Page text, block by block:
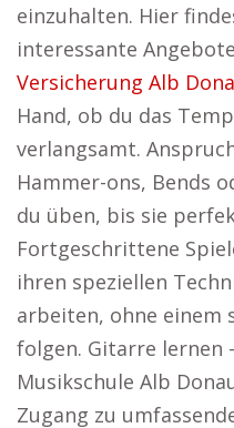
einzuhalten. Hier
interessante
Versicherung Alb
Hand, ob du das
verlangsamt.
Hammer-ons, Bends
du üben, bis sie
Fortgeschrittene
ihren speziellen
arbeiten, ohne einem
folgen. Gitarre lernen
Musikschule Alb
Zugang zu